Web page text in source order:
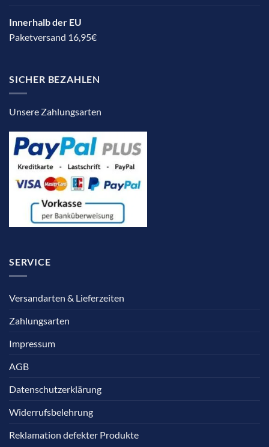
Innerhalb der EU
Paketversand 16,95€
SICHER BEZAHLEN
Unsere Zahlungsarten
SERVICE
Versandarten & Lieferzeiten
Zahlungsarten
Impressum
AGB
Datenschutzerklärung
Widerrufsbelehrung
Reklamation defekter Produkte